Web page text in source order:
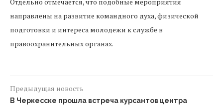
направлены на развитие командного духа, физической
подготовки и интереса молодежи к службе в
правоохранительных органах.
Предыдущая новость
В Черкесске прошла встреча курсантов центра